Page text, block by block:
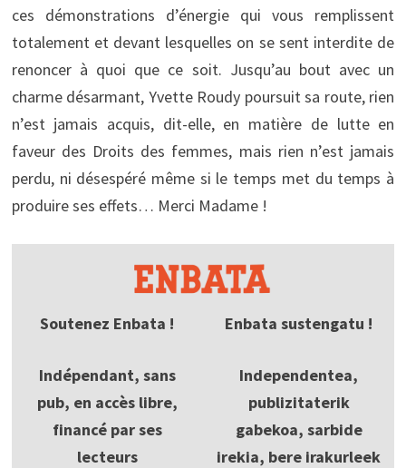
ces démonstrations d’énergie qui vous remplissent
totalement et devant lesquelles on se sent interdite de
renoncer à quoi que ce soit. Jusqu’au bout avec un
charme désarmant, Yvette Roudy poursuit sa route, rien
n’est jamais acquis, dit-elle, en matière de lutte en
faveur des Droits des femmes, mais rien n’est jamais
perdu, ni désespéré même si le temps met du temps à
produire ses effets… Merci Madame !
Soutenez Enbata !
Indépendant, sans
pub, en accès libre,
financé par ses
lecteurs
Enbata sustengatu !
Independentea,
publizitaterik
gabekoa, sarbide
irekia, bere irakurleek